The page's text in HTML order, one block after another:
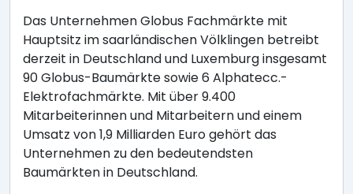
Das Unternehmen Globus Fachmärkte mit
Hauptsitz im saarländischen Völklingen betreibt
derzeit in Deutschland und Luxemburg insgesamt
90 Globus-Baumärkte sowie 6 Alphatecc.-
Elektrofachmärkte. Mit über 9.400
Mitarbeiterinnen und Mitarbeitern und einem
Umsatz von 1,9 Milliarden Euro gehört das
Unternehmen zu den bedeutendsten
Baumärkten in Deutschland.